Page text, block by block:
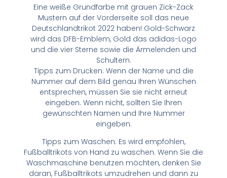
Eine weiße Grundfarbe mit grauen Zick-Zack
Mustern auf der Vorderseite soll das neue
Deutschlandtrikot 2022 haben! Gold-Schwarz
wird das DFB-Emblem, Gold das adidas-Logo
und die vier Sterne sowie die Ärmelenden und
Schultern.
Tipps zum Drucken: Wenn der Name und die
Nummer auf dem Bild genau Ihren Wünschen
entsprechen, müssen Sie sie nicht erneut
eingeben. Wenn nicht, sollten Sie Ihren
gewünschten Namen und Ihre Nummer
eingeben.
Tipps zum Waschen: Es wird empfohlen,
Fußballtrikots von Hand zu waschen. Wenn Sie die
Waschmaschine benutzen möchten, denken Sie
daran, Fußballtrikots umzudrehen und dann zu